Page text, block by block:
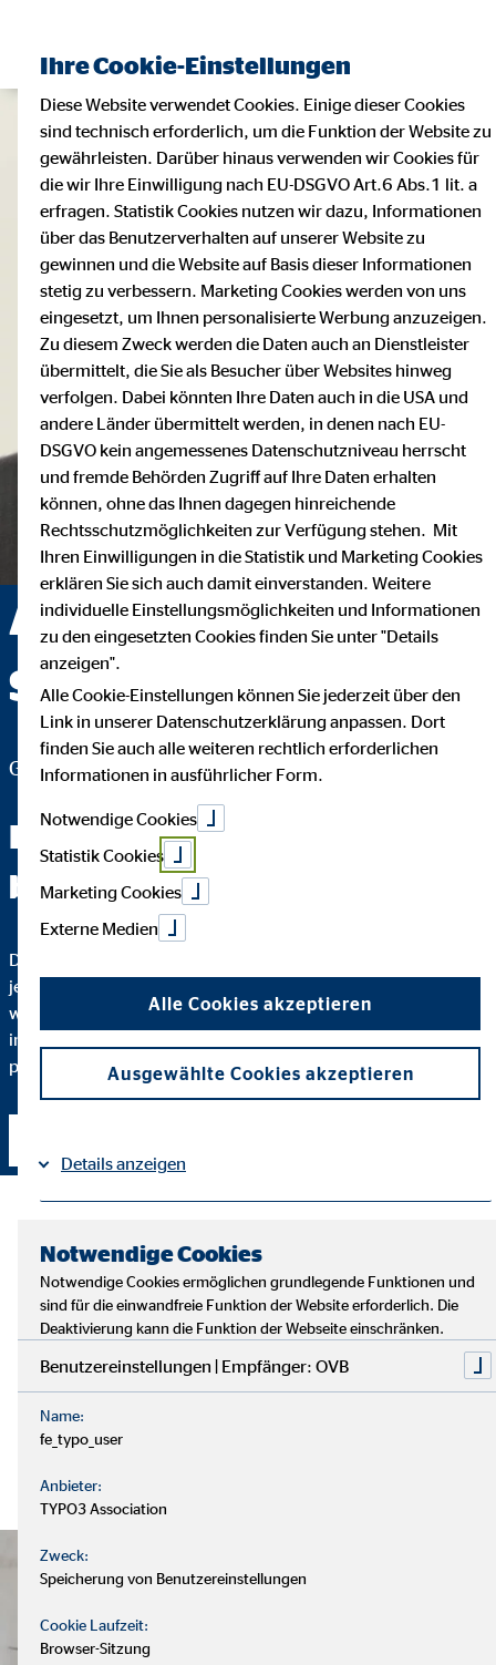
Adam Getto —
Schwerin
Generalagent für die OVB Vermögensberatung AG
Fachchinesisch werden Sie
bei mir nicht hören.
Das wichtigste an einer guten Finanzberatung ist, dass Sie
jeden Schritt verstehen. Darum erkläre ich Ihnen bis ins Detail,
warum ich eine bestimmte Finanzlösung empfehle und
inwiefern diese zu Ihnen und Ihren individuellen Bedürfnissen
passt.
Ihre Cookie-Einstellungen
Diese Website verwendet Cookies. Einige dieser Cookies
sind technisch erforderlich, um die Funktion der Website zu
gewährleisten. Darüber hinaus verwenden wir Cookies für
die wir Ihre Einwilligung nach EU-DSGVO Art.6 Abs.1 lit. a
erfragen. Statistik Cookies nutzen wir dazu, Informationen
über das Benutzerverhalten auf unserer Website zu
gewinnen und die Website auf Basis dieser Informationen
stetig zu verbessern. Marketing Cookies werden von uns
eingesetzt, um Ihnen personalisierte Werbung anzuzeigen.
Zu diesem Zweck werden die Daten auch an Dienstleister
übermittelt, die Sie als Besucher über Websites hinweg
verfolgen. Dabei könnten Ihre Daten auch in die USA und
andere Länder übermittelt werden, in denen nach EU-
DSGVO kein angemessenes Datenschutzniveau herrscht
und fremde Behörden Zugriff auf Ihre Daten erhalten
können, ohne das Ihnen dagegen hinreichende
Rechtsschutzmöglichkeiten zur Verfügung stehen. Mit
Ihren Einwilligungen in die Statistik und Marketing Cookies
erklären Sie sich auch damit einverstanden. Weitere
individuelle Einstellungsmöglichkeiten und Informationen
zu den eingesetzten Cookies finden Sie unter "Details
anzeigen".
Alle Cookie-Einstellungen können Sie jederzeit über den
Link in unserer Datenschutzerklärung anpassen. Dort
finden Sie auch alle weiteren rechtlich erforderlichen
Informationen in ausführlicher Form.
Notwendige Cookies
Statistik Cookies
Marketing Cookies
Externe Medien
Alle Cookies akzeptieren
Ausgewählte Cookies akzeptieren
Details anzeigen
Notwendige Cookies
Notwendige Cookies ermöglichen grundlegende Funktionen und
sind für die einwandfreie Funktion der Website erforderlich. Die
Deaktivierung kann die Funktion der Webseite einschränken.
Benutzereinstellungen | Empfänger: OVB
Name:
fe_typo_user
Anbieter:
TYPO3 Association
Zweck:
Speicherung von Benutzereinstellungen
Cookie Laufzeit:
Browser-Sitzung